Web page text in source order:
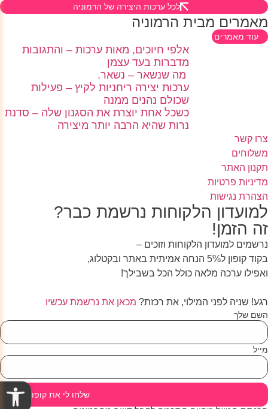
לכל ערכות היצירה של הרמוניה
מאמרים מבית הרמוניה
עוד מאמרים
אלפי חיוכים, מאות ערכות – והתגובות
מדברות בעד עצמן
מה שנשאר – נשאר.
ערכות יצירה ריחניות לקיץ – פעילות
שכולם נהנים ממנה
כשכל אחת יוצרת את הסגנון שלה – סדנת
נרות שהיא הרבה יותר מיצירה
צרו קשר
משלוחים
תקנון האתר
מדיניות פרטיות
הצהרת נגישות
למועדון הלקוחות נרשמת כבר?
זה הזמן!
נרשמים למועדון הלקוחות וזוכים –
בקוד קופון ל5% הנחה אמיתית באתר ובקטלוג,
ואפילו ערכה מלאה כולל הכל בשבילך!
רגע! שניה לפני המילוי, את רכזת? מכאן את נרשמת עכשיו
השם שלך
מייל
שלחו לי את קופון ההנחה
פתח